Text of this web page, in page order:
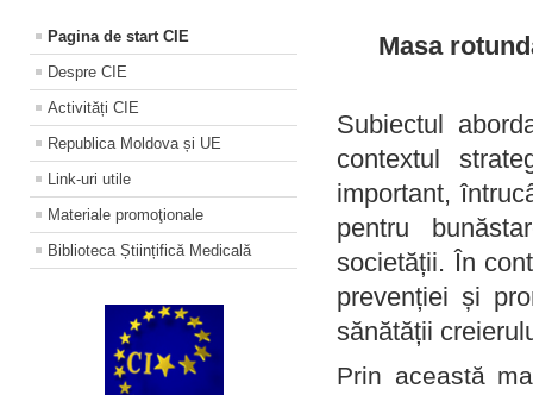
Pagina de start CIE
Despre CIE
Activități CIE
Republica Moldova și UE
Link-uri utile
Materiale promoţionale
Biblioteca Științifică Medicală
Masa
Subiectul
contextul
important,
pentru
societății. În
prevenției și
sănătății
Prin această